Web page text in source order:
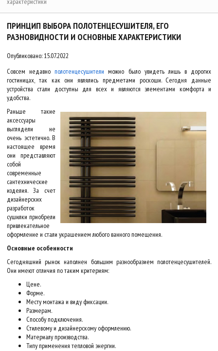
ПРИНЦИП ВЫБОРА ПОЛОТЕНЦЕСУШИТЕЛЯ, ЕГО
РАЗНОВИДНОСТИ И ОСНОВНЫЕ ХАРАКТЕРИСТИКИ
Опубликовано: 15.07.2022
Совсем недавнополотенцесушители можно было увидеть лишь в дорогих
гостиницах, так как они являлись предметами роскоши. Сегодня данные
устройства стали доступны для всех и являются элементами комфорта и
удобства.
Раньше такие
аксессуары
выглядели не
очень эстетично. В
настоящее время
они представляют
собой
современные
сантехнические
изделия. За счет
дизайнерских
разработок
сушилки приобрели
привлекательное
оформление и стали украшением любого ванного помещения.
Основные особенности
Сегодняшний рынок наполнен большим разнообразием полотенцесушителей.
Они имеют отличия по таким критериям:
Цене.
Форме.
Месту монтажа и виду фиксации.
Размерам.
Способу подключения.
Стилевому и дизайнерскому оформлению.
Материалу производства.
Типу применения тепловой энергии.